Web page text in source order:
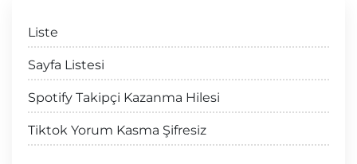
Liste
Sayfa Listesi
Spotify Takipçi Kazanma Hilesi
Tiktok Yorum Kasma Şifresiz